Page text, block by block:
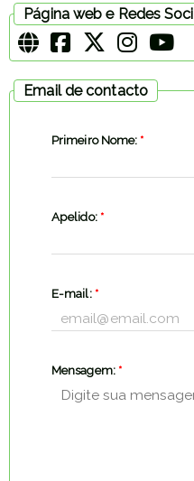
Página web e Redes
Email de contacto
Primeiro Nome: *
Apelido: *
E-mail: *
Mensagem: *